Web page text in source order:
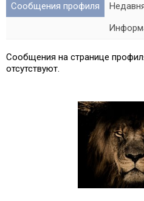
Сообщения профиля
Сообщения на странице
отсутствуют.